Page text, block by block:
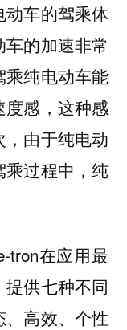
车的驾乘体
的加速非常
纯电动车能
感，这种感
由于纯电动
过程中，纯
tron在应用最
供七种不同
高效、个性